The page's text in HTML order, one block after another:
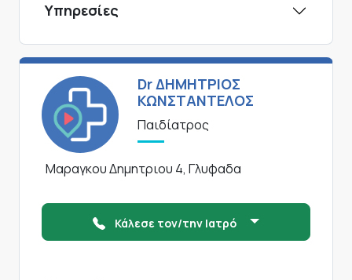
Υπηρεσίες
Dr ΔΗΜΗΤΡΙΟΣ
ΚΩΝΣΤΑΝΤΕΛΟΣ
Παιδίατρος
Μαραγκου Δημητριου 4, Γλυφαδα
Κάλεσε τον/την Ιατρό